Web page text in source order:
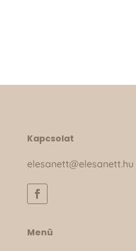
Kapcsolat
elesanett@elesanett.hu
Menü